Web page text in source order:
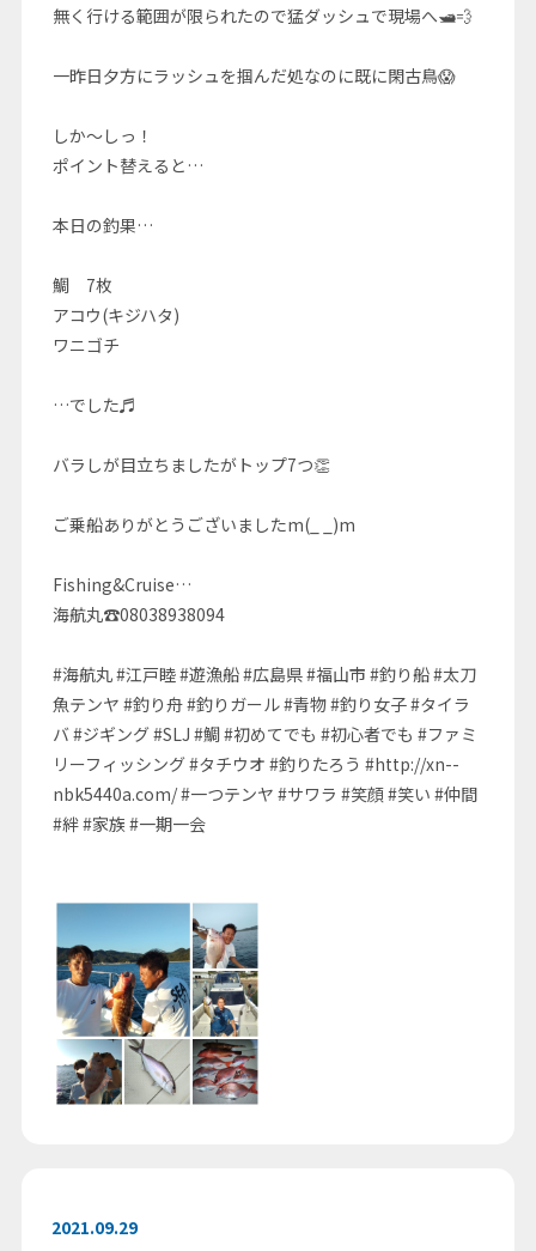
無く行ける範囲が限られたので猛ダッシュで現場へ🛥💨
一昨日夕方にラッシュを掴んだ処なのに既に閑古鳥😱
しか～しっ！
ポイント替えると…
本日の釣果…
鯛 7枚
アコウ(キジハタ)
ワニゴチ
…でした♬
バラしが目立ちましたがトップ7つ👏
ご乗船ありがとうございましたm(_ _)m
Fishing&Cruise…
海航丸☎08038938094
#海航丸 #江戸睦 #遊漁船 #広島県 #福山市 #釣り船 #太刀
魚テンヤ #釣り舟 #釣りガール #青物 #釣り女子 #タイラ
バ #ジギング #SLJ #鯛 #初めてでも #初心者でも #ファミ
リーフィッシング #タチウオ #釣りたろう #http://xn--
nbk5440a.com/ #一つテンヤ #サワラ #笑顔 #笑い #仲間
#絆 #家族 #一期一会
2021.09.29